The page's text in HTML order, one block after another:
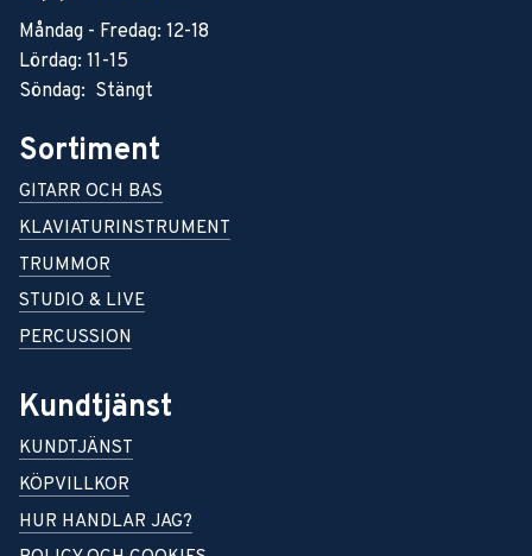
Måndag - Fredag: 12-18
Lördag: 11-15
Söndag: Stängt
Sortiment
GITARR OCH BAS
KLAVIATURINSTRUMENT
TRUMMOR
STUDIO & LIVE
PERCUSSION
Kundtjänst
KUNDTJÄNST
KÖPVILLKOR
HUR HANDLAR JAG?